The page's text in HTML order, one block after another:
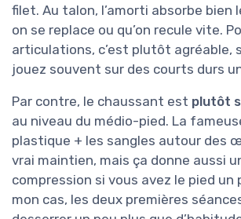
filet. Au talon, l’amorti absorbe bien
on se replace ou qu’on recule vite.
articulations, c’est plutôt agréable,
jouez souvent sur des courts durs
Par contre, le chaussant est plutôt
au niveau du médio-pied. La
plastique + les sangles autour des
vrai maintien, mais ça donne aussi
compression si vous avez le pied un
mon cas, les deux premières